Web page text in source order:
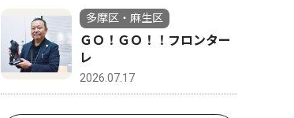
すめ並ぶ ８月31日まで
化
多摩区・麻生区
ＧＯ！ＧＯ！！フロンター
レ
2026.07.17